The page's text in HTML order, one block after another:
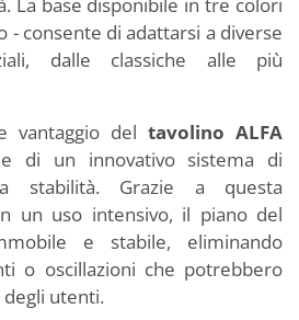
- consente di adattarsi a diverse
dalle classiche alle più
vantaggio del tavolino ALFA
di un innovativo sistema di
stabilità. Grazie a questa
un uso intensivo, il piano del
e stabile, eliminando
o oscillazioni che potrebbero
utenti.